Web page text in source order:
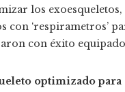
los
con ‘respirametros’
con éxito
optimizado